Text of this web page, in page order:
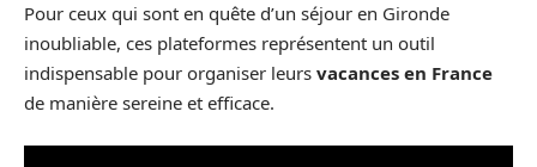
Pour ceux qui sont en quête d’un séjour en Gironde
inoubliable, ces plateformes représentent un outil
indispensable pour organiser leurs vacances en France
de manière sereine et efficace.